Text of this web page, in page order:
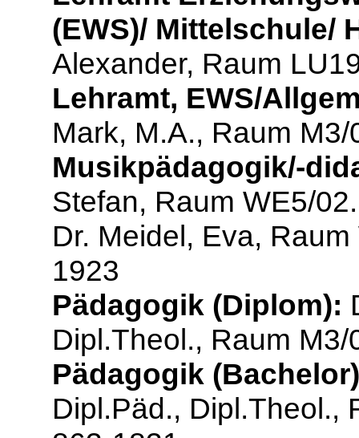
(EWS)/ Mittelschule/
Alexander, Raum
Lehramt, EWS/
Mark, M.A., Raum
Musikpädagogik/-
Stefan, Raum WE5/
Dr. Meidel, Eva,
1923
Pädagogik (Diplom):
Dipl.Theol., Raum
Pädagogik
Dipl.Päd., Dipl.Theol.,